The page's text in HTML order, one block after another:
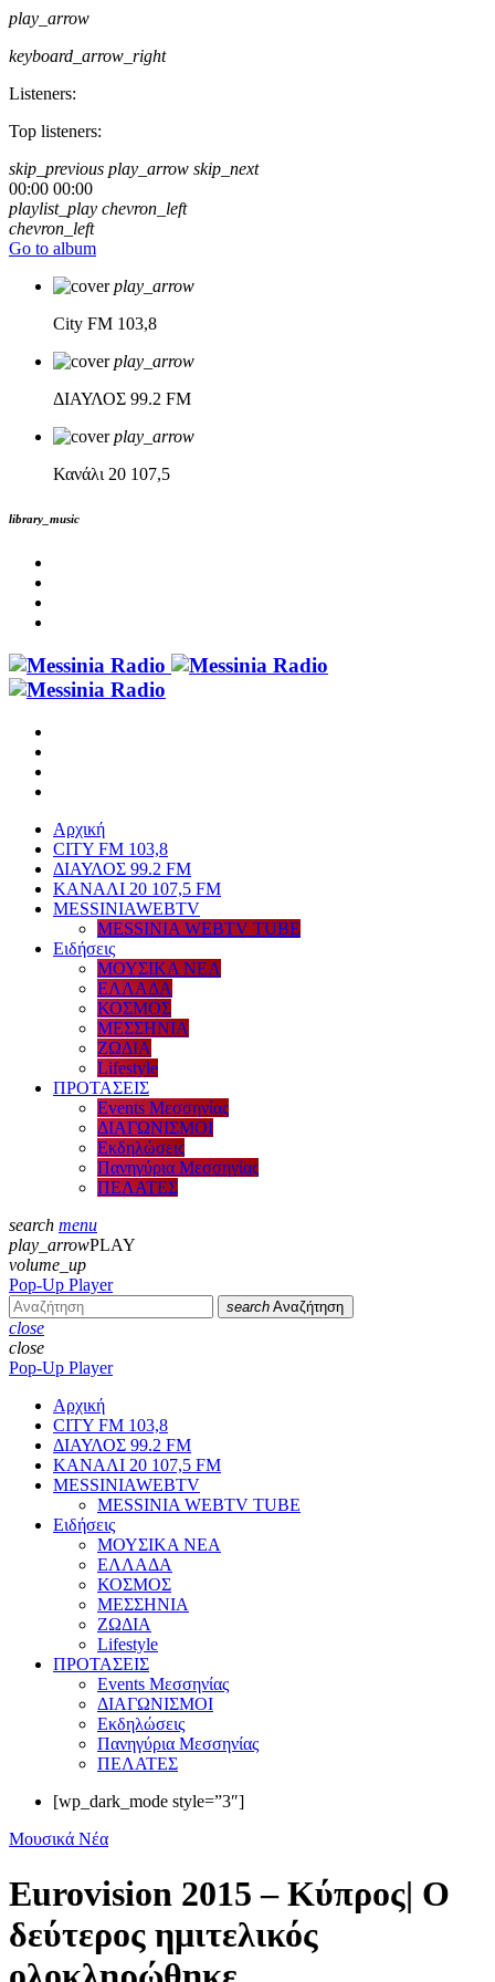
play_arrow
keyboard_arrow_right
Listeners:
Top listeners:
skip_previous play_arrow skip_next
00:00 00:00
playlist_play chevron_left
chevron_left
Go to album
play_arrow
City FM 103,8
play_arrow
ΔΙΑΥΛΟΣ 99.2 FM
play_arrow
Κανάλι 20 107,5
library_music
Αρχική
CITY FM 103,8
ΔΙΑΥΛΟΣ 99.2 FM
ΚΑΝΑΛΙ 20 107,5 FM
MESSINIAWEBTV
MESSINIA WEBTV TUBE
Eιδήσεις
ΜΟΥΣΙΚΑ ΝΕΑ
ΕΛΛΑΔΑ
ΚΟΣΜΟΣ
ΜΕΣΣΗΝΙΑ
ΖΩΔΙΑ
Lifestyle
ΠΡΟΤΑΣΕΙΣ
Events Μεσσηνίας
ΔΙΑΓΩΝΙΣΜΟΙ
Εκδηλώσεις
Πανηγύρια Μεσσηνίας
ΠΕΛΑΤΕΣ
search menu
play_arrowPLAY
volume_up
Pop-Up Player
search Αναζήτηση
close
close
Pop-Up Player
Αρχική
CITY FM 103,8
ΔΙΑΥΛΟΣ 99.2 FM
ΚΑΝΑΛΙ 20 107,5 FM
MESSINIAWEBTV
MESSINIA WEBTV TUBE
Eιδήσεις
ΜΟΥΣΙΚΑ ΝΕΑ
ΕΛΛΑΔΑ
ΚΟΣΜΟΣ
ΜΕΣΣΗΝΙΑ
ΖΩΔΙΑ
Lifestyle
ΠΡΟΤΑΣΕΙΣ
Events Μεσσηνίας
ΔΙΑΓΩΝΙΣΜΟΙ
Εκδηλώσεις
Πανηγύρια Μεσσηνίας
ΠΕΛΑΤΕΣ
[wp_dark_mode style=”3″]
Μουσικά Νέα
Eurovision 2015 – Κύπρος| Ο
δεύτερος ημιτελικός